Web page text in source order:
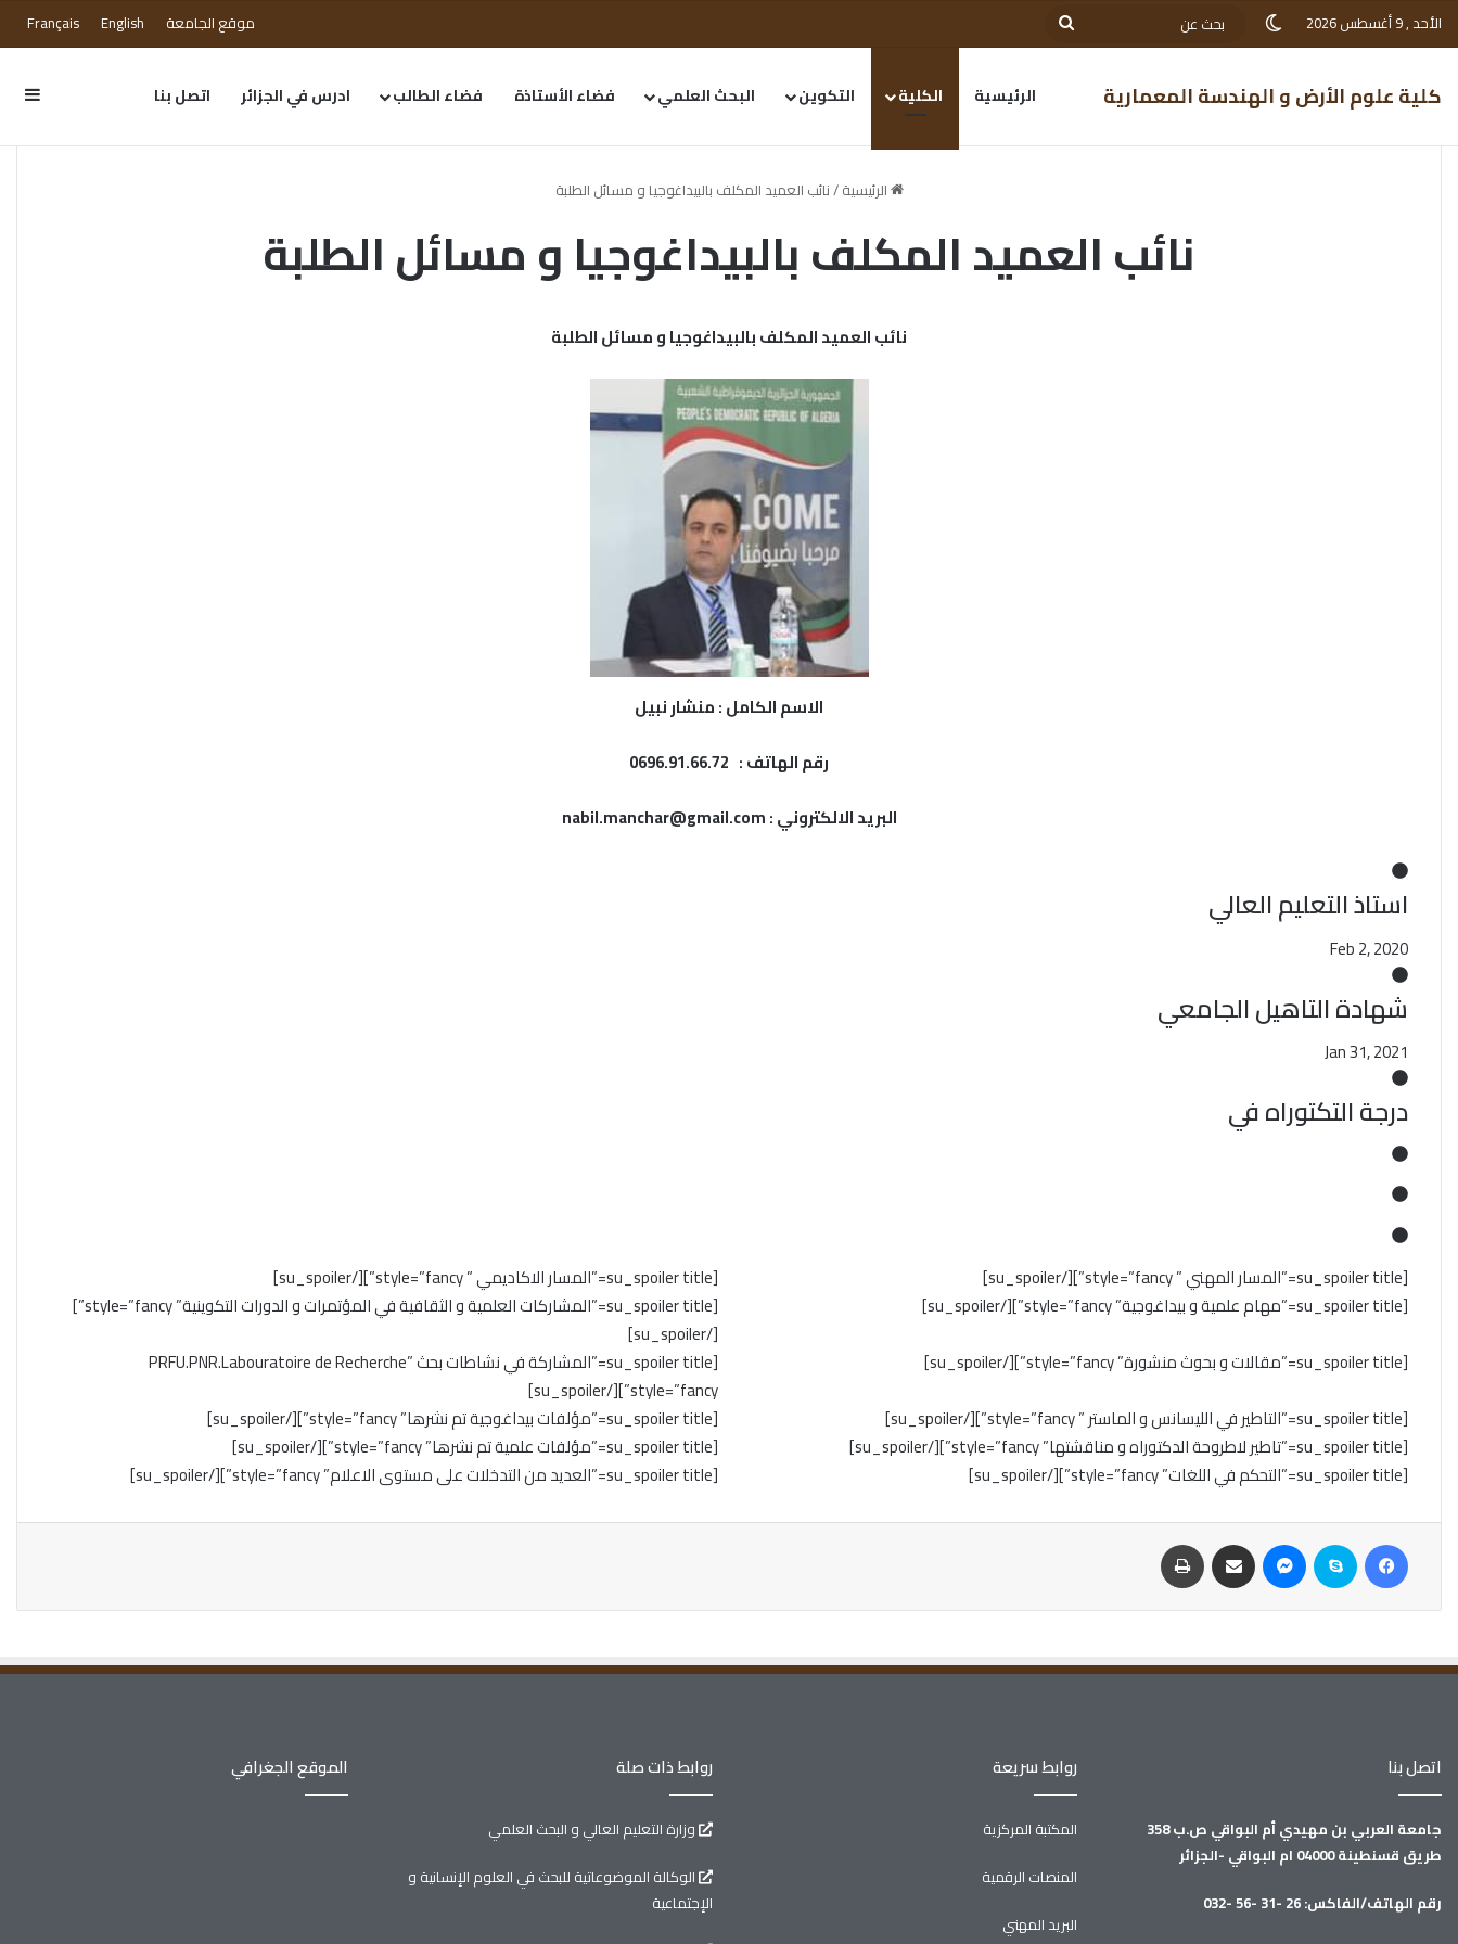
الأحد , 9 أغسطس 2026 موقع الجامعة English
Français
كلية علوم الأرض و الهندسة المعمارية الرئيسية الكلية التكوين البحث العلمي فضاء الأستاذة فضاء الطالب ادرس في الجزائر اتصل بنا
الرئيسية/نائب العميد المكلف بالبيداغوجيا و مسائل الطلبة
نائب العميد المكلف بالبيداغوجيا و مسائل الطلبة
نائب العميد المكلف بالبيداغوجيا و مسائل الطلبة
الاسم الكامل : منشار نبيل
رقم الهاتف : 0696.91.66.72
البريد الالكتروني : nabil.manchar@gmail.com
استاذ التعليم العالي
Feb 2, 2020
شهادة التاهيل الجامعي
Jan 31, 2021
درجة التكتوراه في
[su_spoiler title=”المسار المهني ” style=”fancy”][/su_spoiler]
[su_spoiler title=”المسار الاكاديمي ” style=”fancy”][/su_spoiler]
[su_spoiler title=”مهام علمية و بيداغوجية” style=”fancy”][/su_spoiler]
[su_spoiler title=”المشاركات العلمية و الثقافية في المؤتمرات و الدورات التكوينية” style=”fancy”]
[/su_spoiler]
[su_spoiler title=”مقالات و بحوث منشورة” style=”fancy”][/su_spoiler]
[su_spoiler title=”المشاركة في نشاطات بحث PRFU.PNR.Labouratoire de Recherche”
style=”fancy”][/su_spoiler]
[su_spoiler title=”التاطير في الليسانس و الماستر ” style=”fancy”][/su_spoiler]
[su_spoiler title=”مؤلفات بيداغوجية تم نشرها” style=”fancy”][/su_spoiler]
[su_spoiler title=”تاطير لاطروحة الدكتوراه و مناقشتها” style=”fancy”][/su_spoiler]
[su_spoiler title=”مؤلفات علمية تم نشرها” style=”fancy”][/su_spoiler]
[su_spoiler title=”التحكم في اللغات” style=”fancy”][/su_spoiler]
[su_spoiler title=”العديد من التدخلات على مستوى الاعلام” style=”fancy”][/su_spoiler]
اتصل بنا
جامعة العربي بن مهيدي أم البواقي ص.ب 358
طريق قسنطينة 04000 ام البواقي -الجزائر
رقم الهاتف/الفاكس: 26 -31 -56 -032
روابط سريعة
المكتبة المركزية
المنصات الرقمية
البريد المهني
روابط ذات صلة
وزارة التعليم العالي و البحث العلمي
الوكالة الموضوعاتية للبحث في العلوم الإنسانية و
الإجتماعية
الموقع الجغرافي